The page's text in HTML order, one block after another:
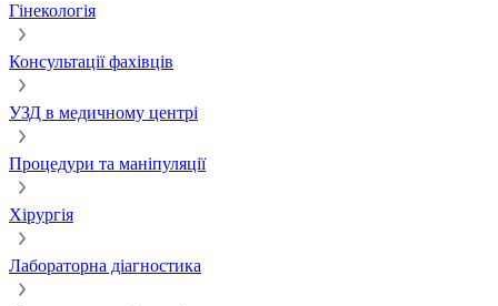
Гінекологія
Консультації фахівців
УЗД в медичному центрі
Процедури та маніпуляції
Хірургія
Лабораторна діагностика